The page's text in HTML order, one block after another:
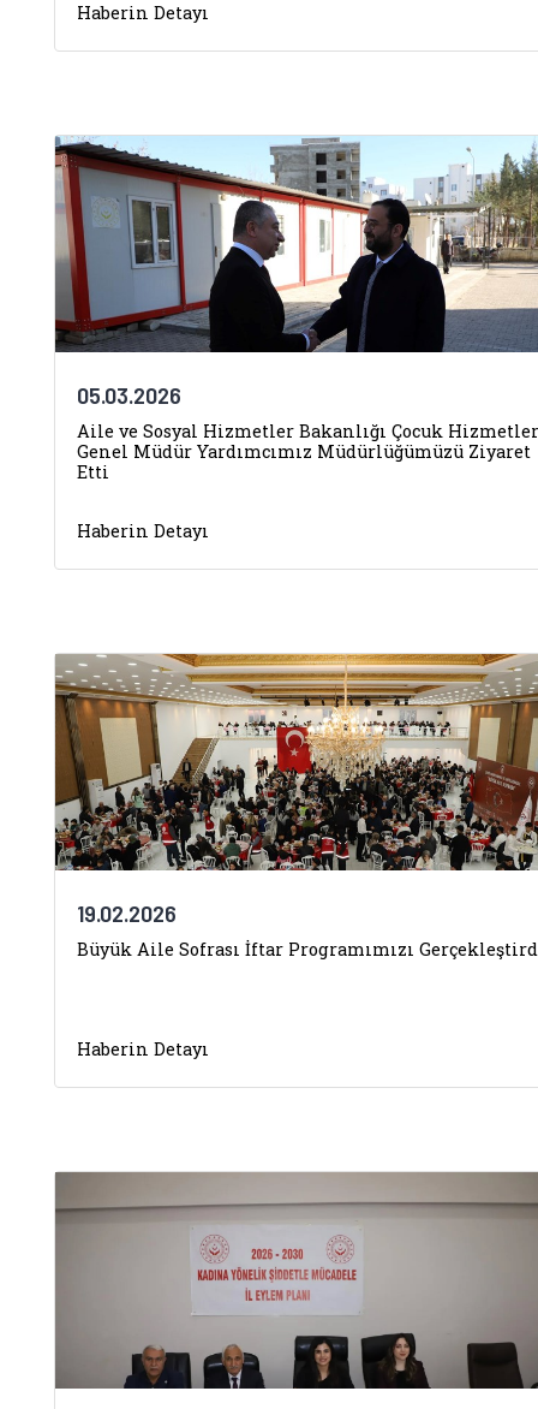
Haberin Detayı
05.03.2026
Aile ve Sosyal Hizmetler Bakanlığı Çocuk
Genel Müdür Yardımcımız Müdürlüğümüzü Ziyaret
Etti
Haberin Detayı
19.02.2026
Büyük Aile Sofrası İftar Programımızı
Haberin Detayı